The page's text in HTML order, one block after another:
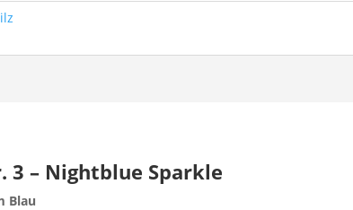
3 – Nightblue Sparkle
Blau